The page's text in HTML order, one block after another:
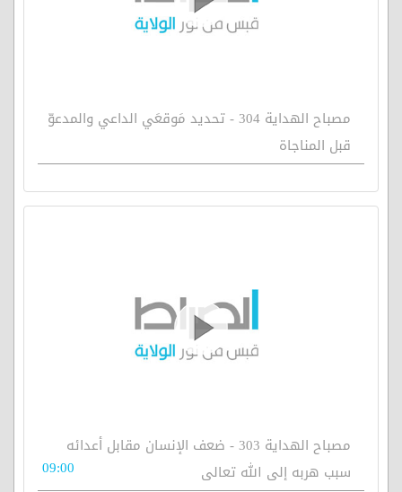
مصباح الهداية 304 - تحديد مَوقعَي الداعي والمدعوّ
قبل المناجاة
مصباح الهداية 303 - ضعف الإنسان مقابل أعدائه
سبب هربه إلى الله تعالى
09:00